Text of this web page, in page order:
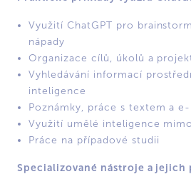
Využití ChatGPT pro
nápady
Organizace cílů, úkolů a
Vyhledávání informací
inteligence
Poznámky, práce s textem a
Využití umělé inteligence
Práce na případové studii
Specializované nástroje a